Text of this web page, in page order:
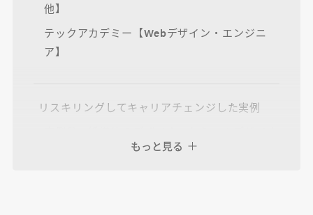
他】
テックアカデミー【Webデザイン・エンジニ
ア】
リスキリングしてキャリアチェンジした実例
ーへキャリアチェンジ！
もっと見る